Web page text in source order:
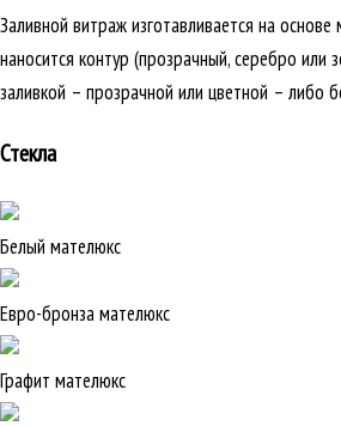
Заливной витраж изготавливается на
наносится контур (прозрачный, серебро
заливкой – прозрачной или цветной – либо
Стекла
Белый мателюкс
Евро-бронза мателюкс
Графит мателюкс